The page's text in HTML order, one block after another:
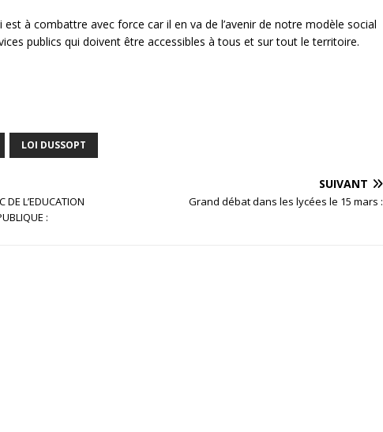
est à combattre avec force car il en va de l’avenir de notre modèle social
publics qui doivent être accessibles à tous et sur tout le territoire.
LOI DUSSOPT
DE L’EDUCATION
:
SUIVANT
Grand débat dans les lycées le 15 mars :